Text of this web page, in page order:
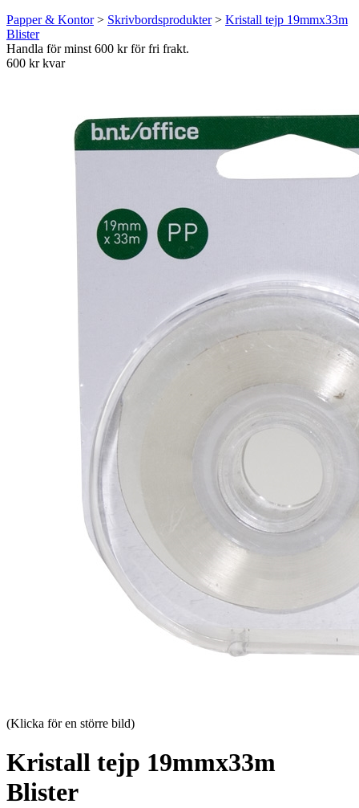
Papper & Kontor> Skrivbordsprodukter> Kristall tejp 19mmx33m
Blister
Handla för minst 600 kr för fri frakt.
600 kr kvar
(Klicka för en större bild)
Kristall tejp 19mmx33m
Blister